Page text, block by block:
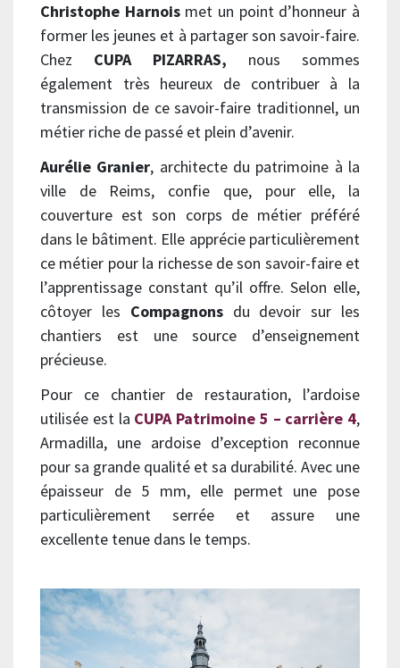
Christophe Harnoismet un point d’honneur à
former les jeunes et à partager son savoir-faire.
Chez CUPA PIZARRAS, nous sommes
également très heureux de contribuer à la
transmission de ce savoir-faire traditionnel, un
métier riche de passé et plein d’avenir.
Aurélie Granier, architecte du patrimoine à la
ville de Reims, confie que, pour elle, la
couverture est son corps de métier préféré
dans le bâtiment. Elle apprécie particulièrement
ce métier pour la richesse de son savoir-faire et
l’apprentissage constant qu’il offre. Selon elle,
côtoyer les Compagnonsdu devoir sur les
chantiers est une source d’enseignement
précieuse.
Pour ce chantier de restauration, l’ardoise
utilisée est la CUPA Patrimoine 5 – carrière 4,
Armadilla, une ardoise d’exception reconnue
pour sa grande qualité et sa durabilité. Avec une
épaisseur de 5 mm, elle permet une pose
particulièrement serrée et assure une
excellente tenue dans le temps.